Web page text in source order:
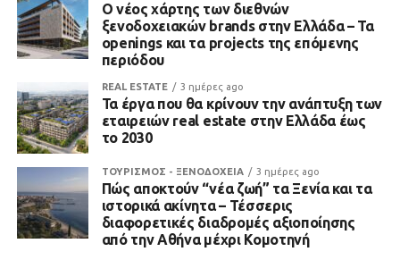
Ο νέος χάρτης των διεθνών
ξενοδοχειακών brands στην Ελλάδα – Τα
openings και τα projects της επόμενης
περιόδου
REAL ESTATE 3 ημέρες ago
Τα έργα που θα κρίνουν την ανάπτυξη των
εταιρειών real estate στην Ελλάδα έως
το 2030
ΤΟΥΡΙΣΜΟΣ - ΞΕΝΟΔΟΧΕΙΑ 3 ημέρες ago
Πώς αποκτούν “νέα ζωή” τα Ξενία και τα
ιστορικά ακίνητα – Τέσσερις
διαφορετικές διαδρομές αξιοποίησης
από την Αθήνα μέχρι Κομοτηνή